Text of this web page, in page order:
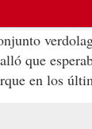
que
en los